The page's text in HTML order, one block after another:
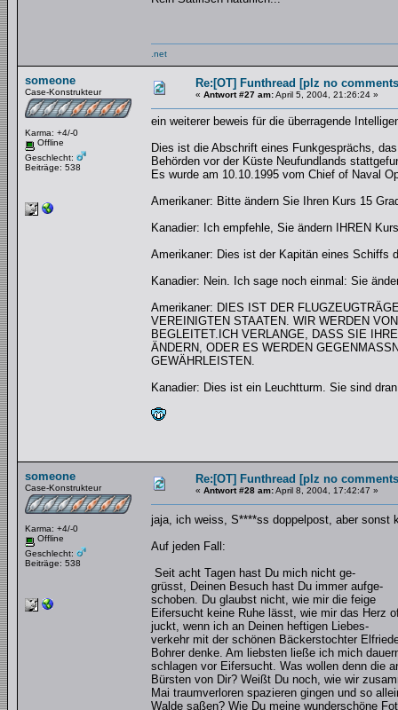
.net
someone
Case-Konstrukteur
Karma: +4/-0
Offline
Geschlecht:
Beiträge: 538
Re:[OT] Funthread [plz no
« Antwort #27 am:April 5, 2004, 21:26:24 »
ein weiterer beweis für die überragende
Dies ist die Abschrift eines Funkgesprächs,
Behörden vor der Küste Neufundlands
Es wurde am 10.10.1995 vom Chief of Naval
Amerikaner: Bitte ändern Sie Ihren Kurs 15
Kanadier: Ich empfehle, Sie ändern IHREN
Amerikaner: Dies ist der Kapitän eines Schiffs
Kanadier: Nein. Ich sage noch einmal: Sie
Amerikaner: DIES IST DER
VEREINIGTEN STAATEN. WIR WERDEN
BEGLEITET.ICH VERLANGE, DASS SIE
ÄNDERN, ODER ES WERDEN
GEWÄHRLEISTEN.
Kanadier: Dies ist ein Leuchtturm. Sie sind
someone
Case-Konstrukteur
Karma: +4/-0
Offline
Geschlecht:
Beiträge: 538
Re:[OT] Funthread [plz no
« Antwort #28 am:April 8, 2004, 17:42:47 »
jaja, ich weiss, S****ss doppelpost, aber
Auf jeden Fall:
Seit acht Tagen hast Du mich nicht ge-
grüsst, Deinen Besuch hast Du immer aufge-
schoben. Du glaubst nicht, wie mir die feige
Eifersucht keine Ruhe lässt, wie mir das Herz
juckt, wenn ich an Deinen heftigen Liebes-
verkehr mit der schönen Bäckerstochter
Bohrer denke. Am liebsten ließe ich mich
schlagen vor Eifersucht. Was wollen denn die
Bürsten von Dir? Weißt Du noch, wie wir
Mai traumverloren spazieren gingen und so
Walde saßen? Wie Du meine wunderschöne